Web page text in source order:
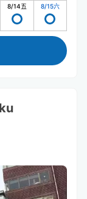
8/14五 8/15六